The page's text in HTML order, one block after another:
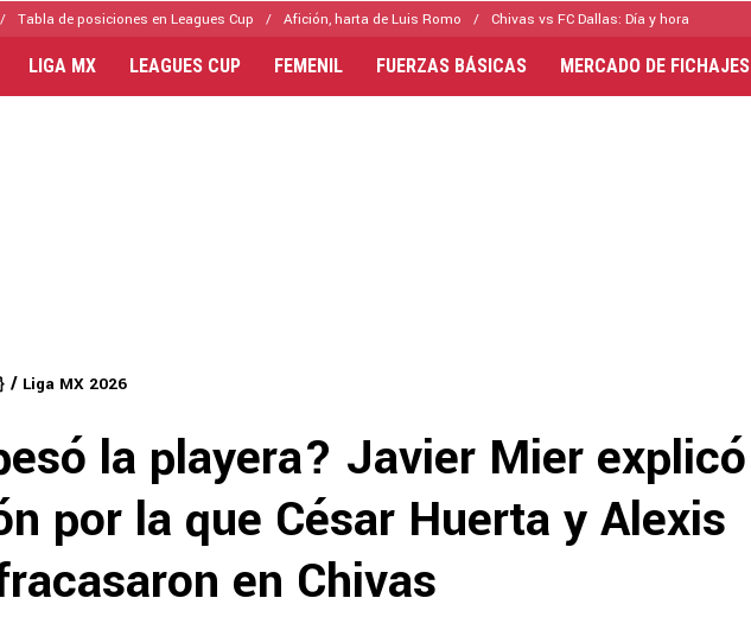
Tabla de posiciones en Leagues Cup Afición, harta de Luis Romo Chivas vs FC Dallas: Día y hora
LIGA MX LEAGUES CUP FEMENIL FUERZAS BÁSICAS MERCADO DE FICHAJES
Liga MX 2026
la playera? Javier Mier explicó
por la que César Huerta y Alexis
en Chivas